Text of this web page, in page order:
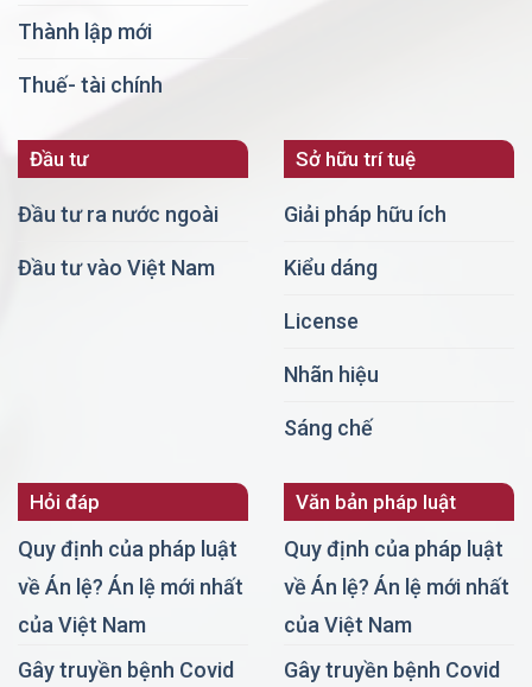
Thành lập mới
Thuế- tài chính
Đầu tư
Đầu tư ra nước ngoài
Đầu tư vào Việt Nam
Sở hữu trí tuệ
Giải pháp hữu ích
Kiểu dáng
License
Nhãn hiệu
Sáng chế
Hỏi đáp
Quy định của pháp luật
về Án lệ? Án lệ mới nhất
của Việt Nam
Gây truyền bệnh Covid
Văn bản pháp luật
Quy định của pháp luật
về Án lệ? Án lệ mới nhất
của Việt Nam
Gây truyền bệnh Covid